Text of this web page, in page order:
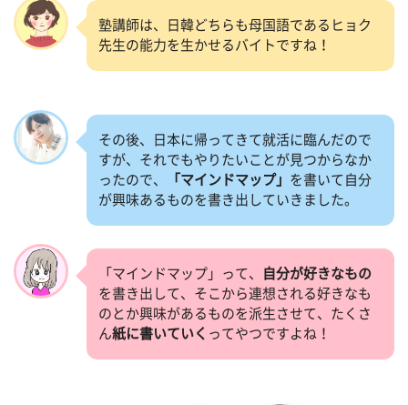
塾講師は、日韓どちらも母国語であるヒョク
先生の能力を生かせるバイトですね！
その後、日本に帰ってきて就活に臨んだので
すが、それでもやりたいことが見つからなか
ったので、
「マインドマップ」 を書いて自分
が興味あるものを書き出していきました。
「マインドマップ」って、
自分が好きなもの
を書き出して、そこから連想される好きなも
のとか興味があるものを派生させて、たくさ
ん紙に書いていく ってやつですよね！